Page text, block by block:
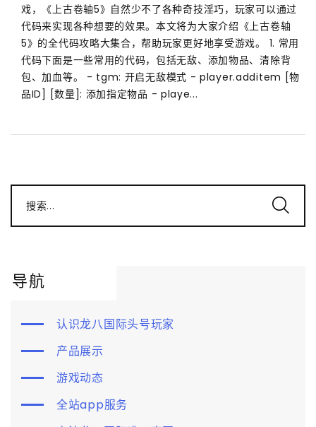
戏，《上古卷轴5》自然少不了各种奇技淫巧，玩家可以通过
代码来实现各种想要的效果。本文将为大家介绍《上古卷轴
5》的全代码攻略大集合，帮助玩家更好地享受游戏。 1. 常用
代码下面是一些常用的代码，包括无敌、添加物品、清除背
包、加血等。 - tgm: 开启无敌模式 - player.additem [物
品ID] [数量]: 添加指定物品 - playe...
搜索...
导航
认识龙八国际头号玩家
产品展示
游戏动态
全站app服务